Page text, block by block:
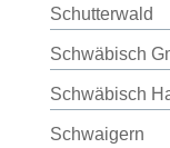
Schutterwald
Schwäbisch
Schwäbisch
Schwaigern